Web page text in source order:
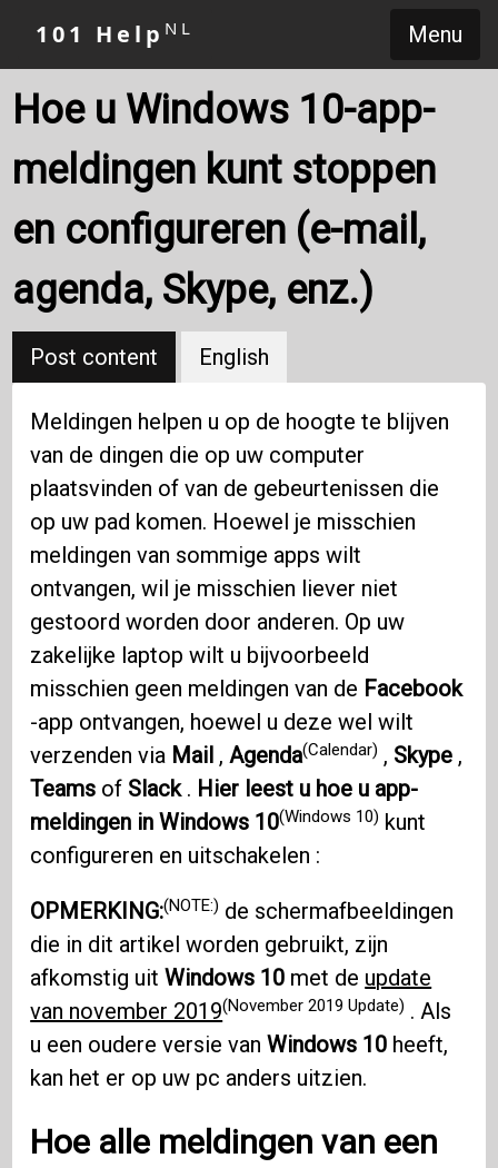
Menu
101 Help NL
Hoe u Windows 10-app-
meldingen kunt stoppen
en configureren (e-mail,
agenda, Skype, enz.)
Post content English
Meldingen helpen u op de hoogte te blijven
van de dingen die op uw computer
plaatsvinden of van de gebeurtenissen die
op uw pad komen. Hoewel je misschien
meldingen van sommige apps wilt
ontvangen, wil je misschien liever niet
gestoord worden door anderen. Op uw
zakelijke laptop wilt u bijvoorbeeld
misschien geen meldingen van de Facebook
-app ontvangen, hoewel u deze wel wilt
verzenden via Mail ,Agenda(Calendar) , Skype ,
Teams of Slack. Hier leest u hoe u app-
meldingen in Windows 10(Windows 10) kunt
configureren en uitschakelen :
OPMERKING:(NOTE:) de schermafbeeldingen
die in dit artikel worden gebruikt, zijn
afkomstig uitWindows 10 met de update
van november 2019(November 2019 Update) . Als
u een oudere versie vanWindows 10 heeft,
kan het er op uw pc anders uitzien.
Hoe alle meldingen van een